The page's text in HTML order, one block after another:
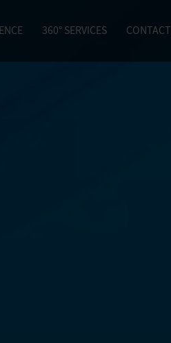
360° SERVICES CONTACT